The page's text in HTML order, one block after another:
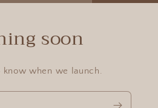
soon
when we launch.